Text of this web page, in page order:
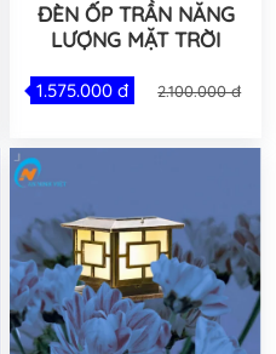
ĐÈN ỐP TRẦN NĂNG
LƯỢNG MẶT TRỜI
1.575.000 đ 2.100.000 đ